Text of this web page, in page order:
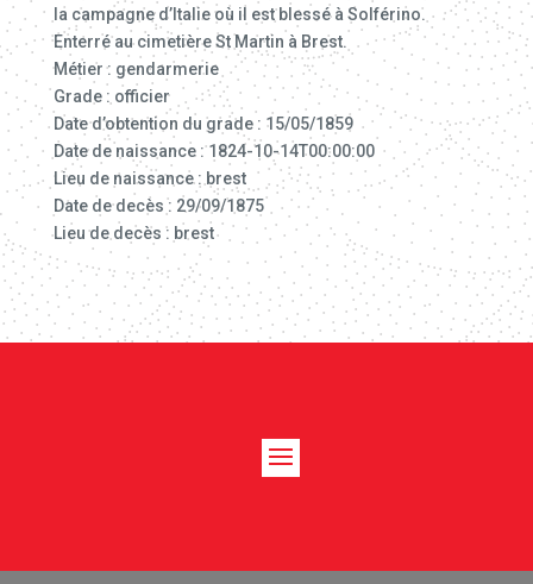
la campagne d’Italie où il est blessé à Solférino.
Enterré au cimetière St Martin à Brest.
Métier : gendarmerie
Grade : officier
Date d’obtention du grade : 15/05/1859
Date de naissance : 1824-10-14T00:00:00
Lieu de naissance : brest
Date de decès : 29/09/1875
Lieu de decès : brest